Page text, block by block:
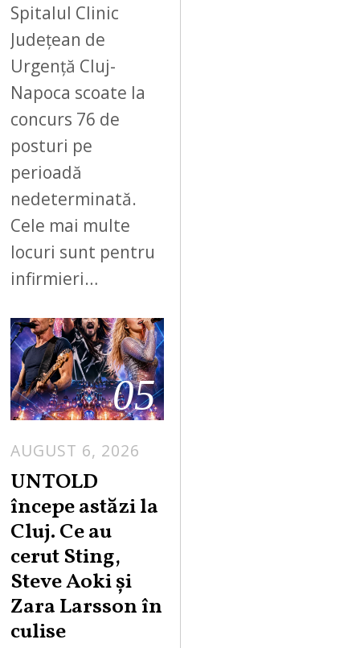
Spitalul Clinic
Județean de
Urgență Cluj-
Napoca scoate la
concurs 76 de
posturi pe
perioadă
nedeterminată.
Cele mai multe
locuri sunt pentru
infirmieri…
05
AUGUST 6, 2026
UNTOLD
începe astăzi la
Cluj. Ce au
cerut Sting,
Steve Aoki și
Zara Larsson în
culise